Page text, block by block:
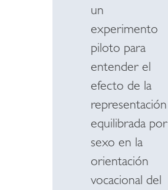
un
experimento
piloto para
entender el
efecto de la
representación
equilibrada por
sexo en la
orientación
vocacional del